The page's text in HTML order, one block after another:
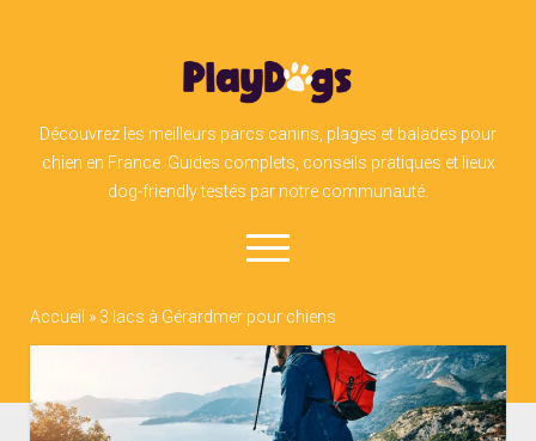
PlayDogs
Découvrez les meilleurs parcs canins, plages et balades pour
chien en France. Guides complets, conseils pratiques et lieux
dog-friendly testés par notre communauté.
open
menu
facebookinstagram
linkedinadmin@play-dogs.ch
Accueil » 3 lacs à Gérardmer pour chiens